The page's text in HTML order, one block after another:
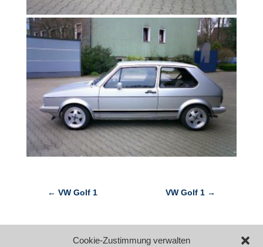
Cookie-Zustimmung verwalten
← VW Golf 1 VW Golf 1 →